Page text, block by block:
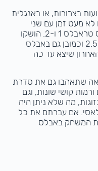
בצרורות, או באנגלית
לא מעט זמן עם שני
המשחקים הראשונים בסדרה, באבלס טראבלס 1 ו-2. הושקו
שני משחקים חדשים. בועות בצרורות 2.5 וכמובן גם באבלס
והאחרון שיצא עד כה
שתאהבו גם את סדרת
קושי שונות, וגם
מה שלא ניתן היה
אם עברתם את כל
המשחק באבלס